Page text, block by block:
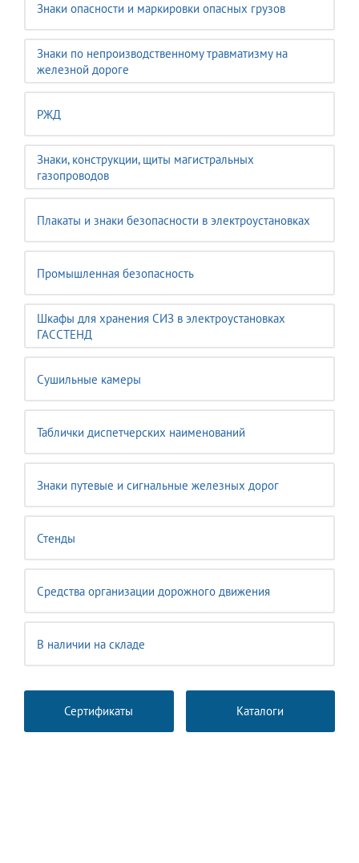
Знаки опасности и маркировки опасных грузов
Знаки по непроизводственному травматизму на
железной дороге
РЖД
Знаки, конструкции, щиты магистральных
газопроводов
Плакаты и знаки безопасности в электроустановках
Промышленная безопасность
Шкафы для хранения СИЗ в электроустановках
ГАССТЕНД
Сушильные камеры
Таблички диспетчерских наименований
Знаки путевые и сигнальные железных дорог
Стенды
Средства организации дорожного движения
В наличии на складе
Сертификаты Каталоги